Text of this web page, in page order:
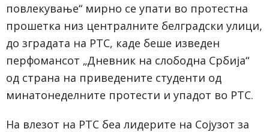
повлекување“ мирно се упати во протестна
прошетка низ централните белградски улици,
до зградата на РТС, каде беше изведен
перфомансот „Дневник на слободна Србија“
од страна на приведените студенти од
минатонеделните протести и упадот во РТС.
На влезот на РТС беа лидерите на Сојузот за